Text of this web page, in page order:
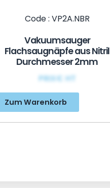
Code : VP2A.NBR
Vakuumsauger
Flachsaugnäpfe aus Nitril
Durchmesser 2mm
PRIX€ HT
Zum Warenkorb